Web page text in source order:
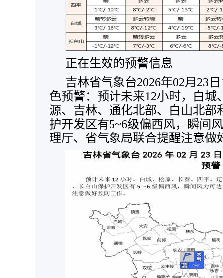
正在生效的预警信息
吉林省气象台2026年02月23
色预警：预计未来12小时，白城
源、吉林、通化北部、白山北部
护开发区有5~6级偏西风，瞬间
理厅、省气象局联合提醒注意做